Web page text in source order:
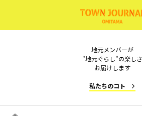
地元メンバーが
"地元ぐらし"の楽しさ
お届けします
私たちのコト